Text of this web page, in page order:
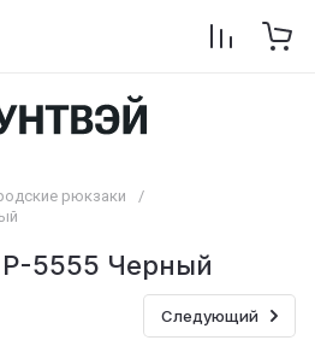
рюкзаки
/
5555 Черный
Следующий